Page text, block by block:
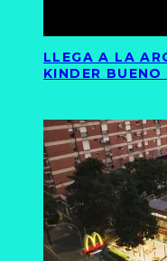
LLEGA A LA
KINDER